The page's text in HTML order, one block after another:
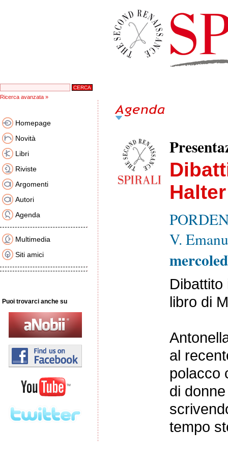
Ricerca avanzata »
Homepage
Novità
Libri
Riviste
Argomenti
Autori
Agenda
Multimedia
Siti amici
Puoi trovarci anche su
V.
libro di
al
polacco
di
tempo